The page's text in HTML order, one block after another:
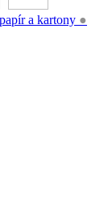
a kartony ●